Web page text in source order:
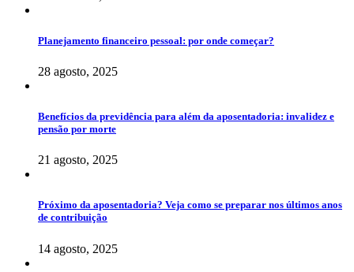
Planejamento financeiro pessoal: por onde começar?
28 agosto, 2025
Benefícios da previdência para além da aposentadoria: invalidez e
pensão por morte
21 agosto, 2025
Próximo da aposentadoria? Veja como se preparar nos últimos anos
de contribuição
14 agosto, 2025